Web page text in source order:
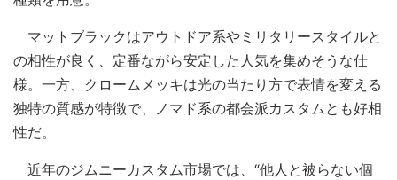
マットブラックはアウトドア系やミリタリースタイルと
の相性が良く、定番ながら安定した人気を集めそうな仕
様。一方、クロームメッキは光の当たり方で表情を変える
独特の質感が特徴で、ノマド系の都会派カスタムとも好相
性だ。
近年のジムニーカスタム市場では、“他人と被らない個